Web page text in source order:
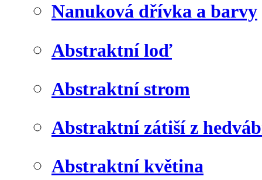
Nanuková dřívka a barvy
Abstraktní loď
Abstraktní strom
Abstraktní zátiší z
Abstraktní květina